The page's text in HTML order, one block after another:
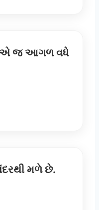
એ જ આગળ વધે
મળે છે.